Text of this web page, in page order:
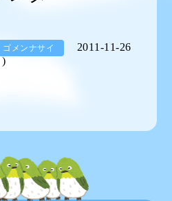
メンナサイ
2011-11-26
)